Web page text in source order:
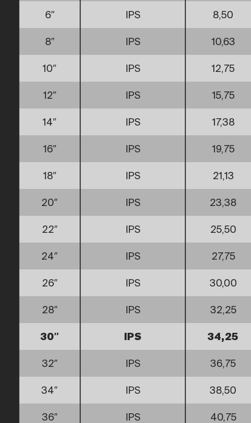
6″ IPS 8,50
8″ IPS 10,63
10″ IPS 12,75
12″ IPS 15,75
14″ IPS 17,38
16″ IPS 19,75
18″ IPS 21,13
20″ IPS 23,38
22″ IPS 25,50
24″ IPS 27,75
26″ IPS 30,00
28″ IPS 32,25
30″ IPS 34,25
32″ IPS 36,75
34″ IPS 38,50
36″ IPS 40,75